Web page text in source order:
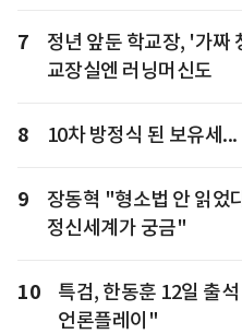
7
정년 앞둔 학교장, '가
교장실엔 러닝머신도
8 10차 방정식 된 보유세
9
장동혁 "형소법 안 읽었
정신세계가 궁금"
10
특검, 한동훈 12일 출
언론플레이"